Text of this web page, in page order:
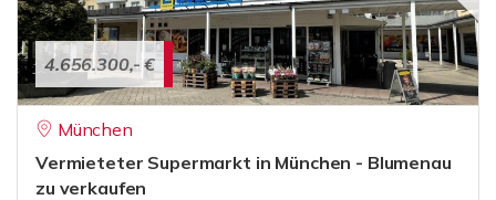
4.656.300,- €
München
Vermieteter Supermarkt in München - Blumenau
zu verkaufen